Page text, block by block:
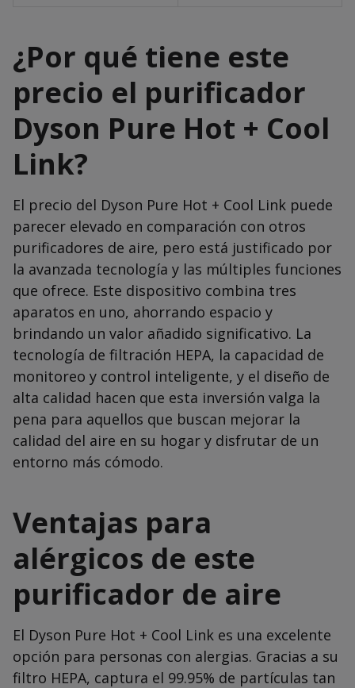
¿Por qué tiene este
precio el purificador
Dyson Pure Hot + Cool
Link?
El precio del Dyson Pure Hot + Cool Link puede
parecer elevado en comparación con otros
purificadores de aire, pero está justificado por
la avanzada tecnología y las múltiples funciones
que ofrece. Este dispositivo combina tres
aparatos en uno, ahorrando espacio y
brindando un valor añadido significativo. La
tecnología de filtración HEPA, la capacidad de
monitoreo y control inteligente, y el diseño de
alta calidad hacen que esta inversión valga la
pena para aquellos que buscan mejorar la
calidad del aire en su hogar y disfrutar de un
entorno más cómodo.
Ventajas para
alérgicos de este
purificador de aire
El Dyson Pure Hot + Cool Link es una excelente
opción para personas con alergias. Gracias a su
filtro HEPA, captura el 99.95% de partículas tan